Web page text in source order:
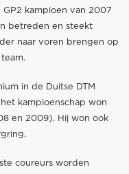
kampioen van 2007
betreden en steekt
naar voren brengen op
in de Duitse DTM
kampioenschap won
en 2009). Hij won ook
coureurs worden